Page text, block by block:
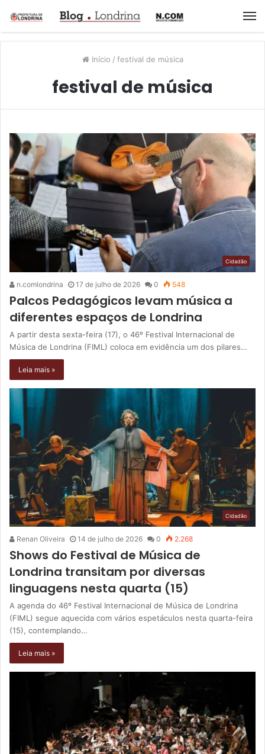
Início / festival de música
festival de música
Cidadão
n.comlondrina 17 de julho de 2026 0 548
Palcos Pedagógicos levam música a
diferentes espaços de Londrina
A partir desta sexta-feira (17), o 46º Festival Internacional de
Música de Londrina (FIML) coloca em evidência um dos pilares…
Leia mais »
Cidadão
Renan Oliveira 14 de julho de 2026 0 2.268
Shows do Festival de Música de
Londrina transitam por diversas
linguagens nesta quarta (15)
A agenda do 46º Festival Internacional de Música de Londrina
(FIML) segue aquecida com vários espetáculos nesta quarta-feira
(15), contemplando…
Leia mais »